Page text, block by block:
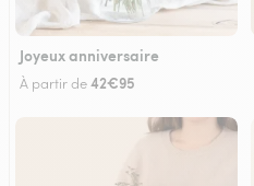
Joyeux anniversaire
À partir de42€95